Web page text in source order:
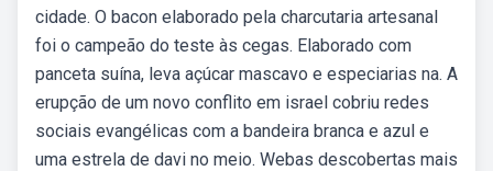
cidade. O bacon elaborado pela charcutaria artesanal
foi o campeão do teste às cegas. Elaborado com
panceta suína, leva açúcar mascavo e especiarias na. A
erupção de um novo conflito em israel cobriu redes
sociais evangélicas com a bandeira branca e azul e
uma estrela de davi no meio. Webas descobertas mais